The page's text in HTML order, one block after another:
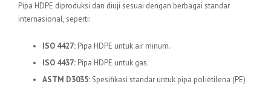
Pipa HDPE diproduksi dan diuji sesuai dengan berbagai standar
internasional, seperti:
ISO 4427: Pipa HDPE untuk air minum.
ISO 4437: Pipa HDPE untuk gas.
ASTM D3035:Spesifikasi standar untuk pipa polietilena (PE)